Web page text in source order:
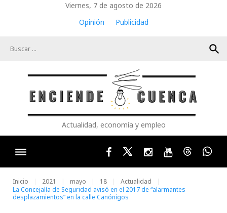
Viernes, 7 de agosto de 2026
Opinión
Publicidad
search
Actualidad, economía y empleo
FacebookTwitterInstagram
YoutubeThreads
Inicio 2021 mayo 18
Actualidad
La Concejalía de Seguridad avisó en el 2017 de “alarmantes
desplazamientos” en la calle Canónigos